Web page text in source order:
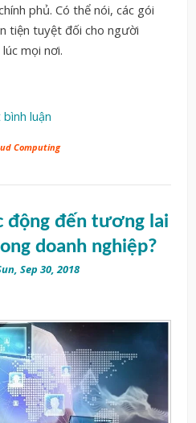
phủ. Có thể nói, các gói
tiện tuyệt đối cho người
mọi nơi.
luận
Computing
động đến tương lai
doanh nghiệp?
Sep 30, 2018